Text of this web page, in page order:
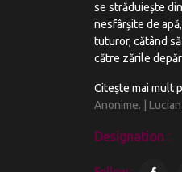
se străduiește
nesfârșite de
tuturor, cătând
către zările
Citește mai mult
Anonime. |
Designation :